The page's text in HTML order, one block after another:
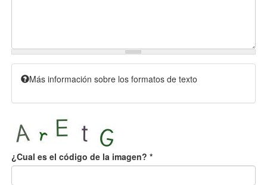
Más información sobre los formatos de texto
¿Cual es el código de la imagen? *